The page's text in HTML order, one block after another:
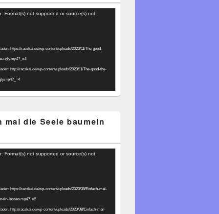
Format(s) not supported or source(s) not
https://racskai.de/wp-content/uploads/2020/11/The-good-
ugly.mp4?_=4
http://racskai.de/wp-content/uploads/2020/11/The-good-the-
mal die Seele baumeln
Format(s) not supported or source(s) not
https://racskai.de/wp-content/uploads/2020/08/Einfach-mal-
lassen.mp4?_=5
http://racskai.de/wp-content/uploads/2020/08/Einfach-mal-